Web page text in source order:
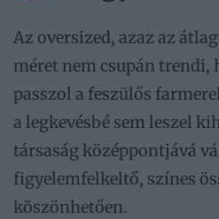
Az oversized, azaz az
méret nem csupán trendi,
passzol a feszülős
a legkevésbé sem leszel
társaság középpontjává
figyelemfelkeltő, színes
köszönhetően.